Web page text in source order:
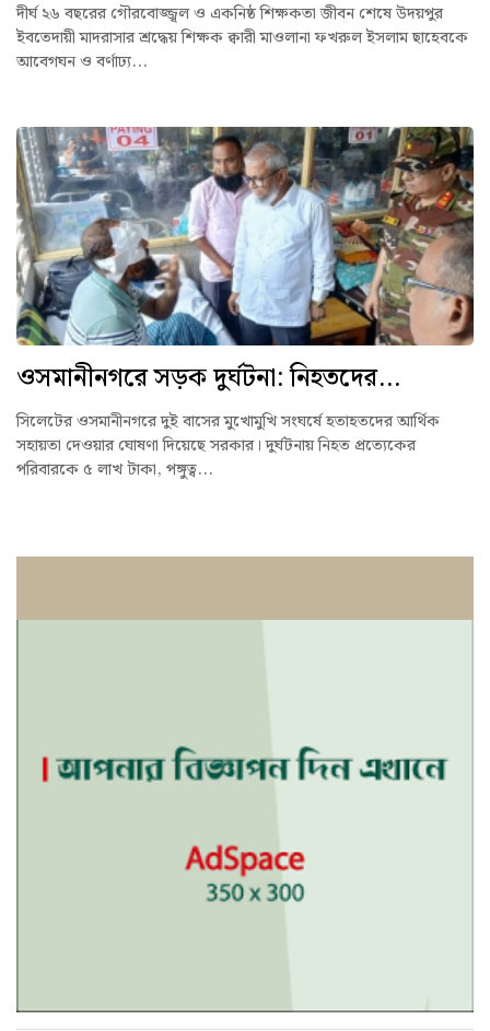
দীর্ঘ ২৬ বছরের গৌরবোজ্জ্বল ও একনিষ্ঠ শিক্ষকতা জীবন শেষে উদয়পুর
ইবতেদায়ী মাদরাসার শ্রদ্ধেয় শিক্ষক ক্বারী মাওলানা ফখরুল ইসলাম ছাহেবকে
আবেগঘন ও বর্ণাঢ্য...
ওসমানীনগরে সড়ক দুর্ঘটনা: নিহতদের...
সিলেটের ওসমানীনগরে দুই বাসের মুখোমুখি সংঘর্ষে হতাহতদের আর্থিক
সহায়তা দেওয়ার ঘোষণা দিয়েছে সরকার। দুর্ঘটনায় নিহত প্রত্যেকের
পরিবারকে ৫ লাখ টাকা, পঙ্গুত্ব...